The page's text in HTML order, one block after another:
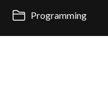
Programming